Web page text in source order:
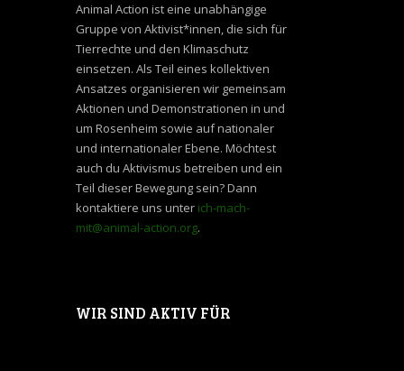
Animal Action ist eine unabhängige
Gruppe von Aktivist*innen, die sich für
Tierrechte und den Klimaschutz
einsetzen. Als Teil eines kollektiven
Ansatzes organisieren wir gemeinsam
Aktionen und Demonstrationen in und
um Rosenheim sowie auf nationaler
und internationaler Ebene. Möchtest
auch du Aktivismus betreiben und ein
Teil dieser Bewegung sein? Dann
kontaktiere uns unter ich-mach-
mit@animal-action.org.
WIR SIND AKTIV FÜR